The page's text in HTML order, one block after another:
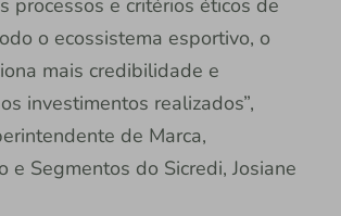
processos e critérios éticos de
o ecossistema esportivo, o
mais credibilidade e
investimentos realizados”,
de Marca,
e Segmentos do Sicredi, Josiane